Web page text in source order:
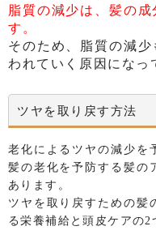
脂質の減少は、髪の
す。
そのため、脂質の減
われていく原因になっ
ツヤを取り戻す方法
老化によるツヤの減少を
髪の老化を予防する髪の
あります。
ツヤを取り戻すための髪
る栄養補給と頭皮ケアの2